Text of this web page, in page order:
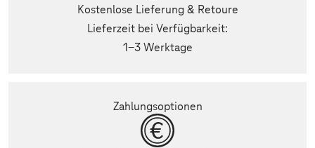
Kostenlose Lieferung & Retoure
Lieferzeit bei Verfügbarkeit:
1-3 Werktage
Zahlungsoptionen